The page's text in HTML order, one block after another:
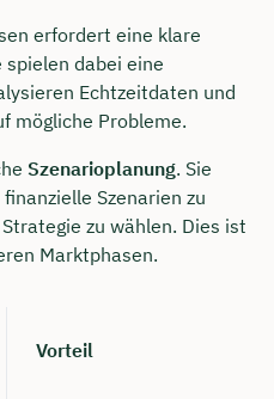
erfordert eine klare
dabei eine
Echtzeitdaten und
mögliche Probleme.
Szenarioplanung. Sie
Szenarien zu
zu wählen. Dies ist
Marktphasen.
Vorteil